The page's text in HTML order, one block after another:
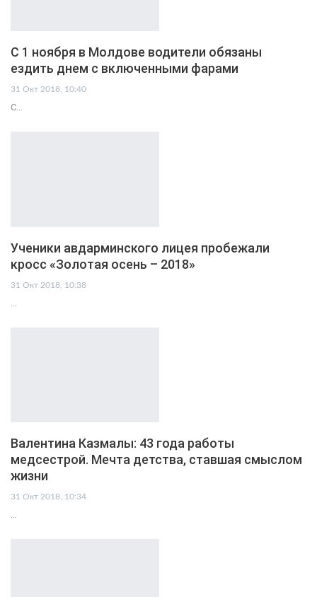
С 1 ноября в Молдове водители обязаны
ездить днем с включенными фарами
31 Окт 2018, 10:40
С…
Ученики авдарминского лицея пробежали
кросс «Золотая осень – 2018»
31 Окт 2018, 10:38
Валентина Казмалы: 43 года работы
медсестрой. Мечта детства, ставшая смыслом
жизни
31 Окт 2018, 10:34
…